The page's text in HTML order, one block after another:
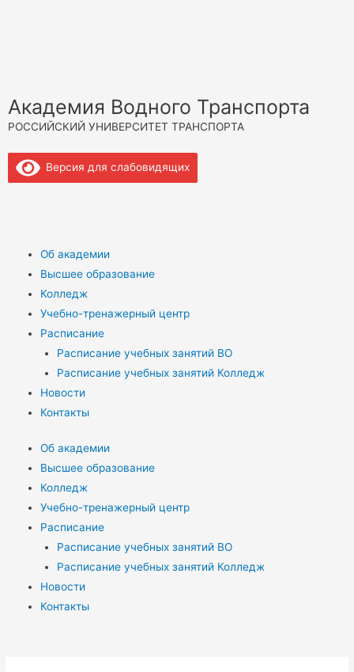
Академия Водного Транспорта
РОССИЙСКИЙ УНИВЕРСИТЕТ ТРАНСПОРТА
Версия для слабовидящих
Об академии
Высшее образование
Колледж
Учебно-тренажерный центр
Расписание
Расписание учебных занятий ВО
Расписание учебных занятий Колледж
Новости
Контакты
Об академии
Высшее образование
Колледж
Учебно-тренажерный центр
Расписание
Расписание учебных занятий ВО
Расписание учебных занятий Колледж
Новости
Контакты